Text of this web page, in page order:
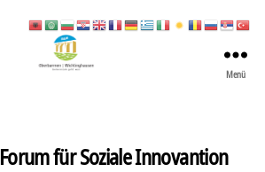
Stadt
Menü
Forum für Soziale Innovantion